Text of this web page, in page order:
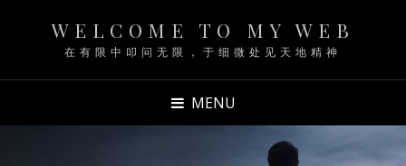
WELCOME TO MY WEB
在有限中叩问无限，于细微处见天地精神
MENU